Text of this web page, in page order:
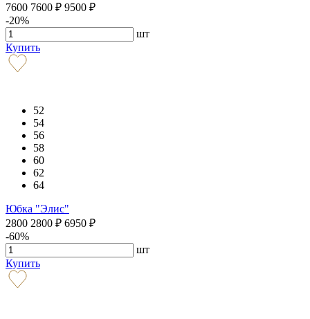
7600 7600 ₽ 9500 ₽
-20%
шт
Купить
52
54
56
58
60
62
64
Юбка "Элис"
2800 2800 ₽ 6950 ₽
-60%
шт
Купить